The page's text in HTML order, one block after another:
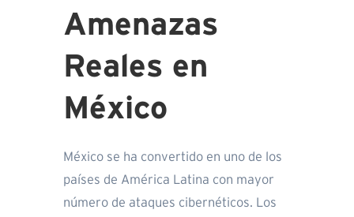
Amenazas
Reales en
México
México se ha convertido en uno de los
países de América Latina con mayor
número de ataques cibernéticos. Los